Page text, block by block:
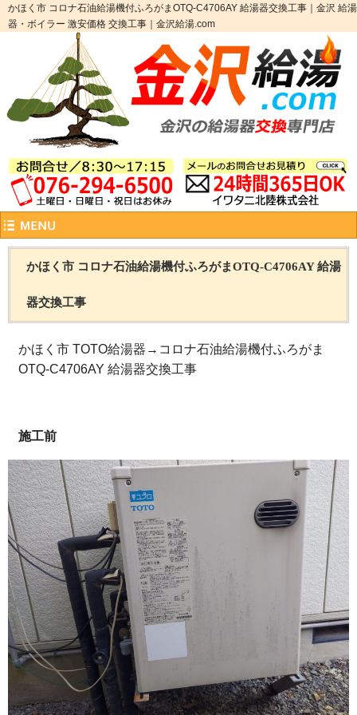
かほく市 コロナ石油給湯機付ふろがまOTQ-C4706AY 給湯器交換工事｜金沢 給湯
器・ボイラー 激安価格 交換工事｜金沢給湯.com
かほく市 コロナ石油給湯機付ふろがまOTQ-C4706AY 給湯
器交換工事
かほく市 TOTO給湯器→コロナ石油給湯機付ふろがま
OTQ-C4706AY 給湯器交換工事
施工前